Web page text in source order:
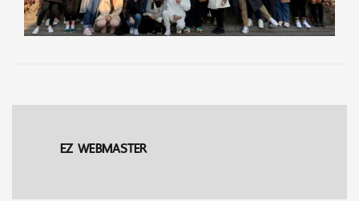
EZ WEBMASTER